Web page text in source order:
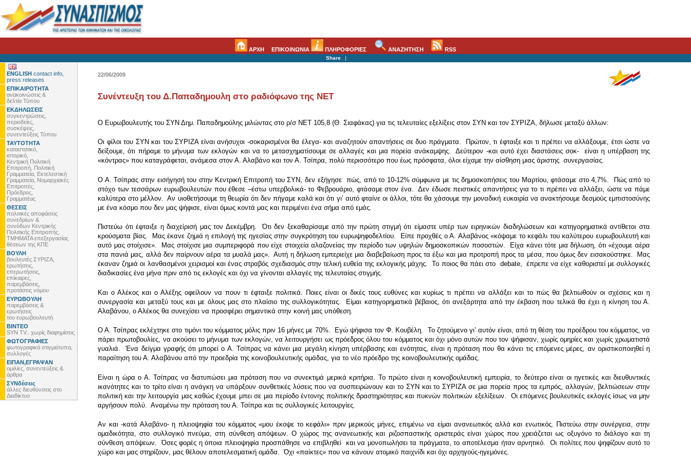
ΑΡΧΗ ΕΠΙΚΟΙΝΩΝΙΑ ΠΛΗΡΟΦΟΡΙΕΣ ΑΝΑΖΗΤΗΣΗ RSS
Share |
ENGLISH contact info,
press releases
ΕΠΙΚΑΙΡΟΤΗΤΑ
ανακοινώσεις &
δελτία Τύπου
ΕΚΔΗΛΩΣΕΙΣ
συγκεντρώσεις,
περιοδείες,
συσκέψεις,
συνεντεύξεις Τύπου
ΤΑΥΤΟΤΗΤΑ
καταστατικό,
ιστορικό,
Κεντρική Πολιτική
Επιτροπή, Πολιτική
Γραμματεία, Εκτελεστική
Γραμματεία, Νομαρχιακές
Επιτροπές,
Πρόεδρος,
Γραμματέας
ΘΕΣΕΙΣ
πολιτικές αποφάσεις
συνεδρίων &
συνόδων Κεντρικής
Πολιτικής Επιτροπής,
ΤΜΗΜΑΤΑ επεξεργασίας
θέσεων της ΚΠΕ
ΒΟΥΛΗ
βουλευτές ΣΥΡΙΖΑ,
ερωτήσεις,
επερωτήσεις,
επίκαιρες,
παρεμβάσεις,
προτάσεις νόμου
ΕΥΡΩΒΟΥΛΗ
παρεμβάσεις &
ερωτήσεις
του ευρωβουλευτή
ΒΙΝΤΕΟ
SYN TV.. χωρίς διαφημίσεις
ΦΩΤΟΓΡΑΦΙΕΣ
φωτογραφικά στιγμιότυπα,
συλλογές
ΕΙΠΑΝ,ΕΓΡΑΨΑΝ
ομιλίες, συνεντεύξεις &
άρθρα
ΣΥΝδέσεις
άλλες διευθύνσεις στο
Διαδίκτυο
22/06/2009
Συνέντευξη του Δ.Παπαδημουλη στο ραδιόφωνο της ΝΕΤ
Ο Ευρωβουλευτής του ΣΥΝ Δημ. Παπαδημούλης μιλώντας στο ρ/σ ΝΕΤ 105,8 (Θ. Σιαφάκας) για τις τελευταίες εξελίξεις στον ΣΥΝ και τον ΣΥΡΙΖΑ, δήλωσε μεταξύ άλλων:
Οι φίλοι του ΣΥΝ και του ΣΥΡΙΖΑ είναι ανήσυχοι -σοκαρισμένοι θα έλεγα- και αναζητούν απαντήσεις σε δυο πράγματα. Πρώτον, τι έφταιξε και τι πρέπει να αλλάξουμε, έτσι ώστε να
δείξουμε, ότι πήραμε το μήνυμα των εκλογών και να το μετασχηματίσουμε σε αλλαγές και μια πορεία ανάκαμψης. Δεύτερον -και αυτό έχει διαστάσεις σοκ- είναι η υπέρβαση της
«κόντρας» που καταγράφεται, ανάμεσα στον Α. Αλαβάνο και τον Α. Τσίπρα, πολύ περισσότερο που έως πρόσφατα, όλοι είχαμε την αίσθηση μιας άριστης συνεργασίας.
Ο Α. Τσίπρας στην εισήγησή του στην Κεντρική Επιτροπή του ΣΥΝ, δεν εξήγησε πώς, από το 10-12% σύμφωνα με τις δημοσκοπήσεις του Μαρτίου, φτάσαμε στο 4,7%. Πώς από το
στόχο των τεσσάρων ευρωβουλευτών που έθεσε –έστω υπερβολικά- το Φεβρουάριο, φτάσαμε στον ένα. Δεν έδωσε πειστικές απαντήσεις για το τι πρέπει να αλλάξει, ώστε να πάμε
καλύτερα στο μέλλον. Αν υιοθετήσουμε τη θεωρία ότι δεν πήγαμε καλά και ότι γιʼ αυτό φταίνε οι άλλοι, τότε θα χάσουμε την μοναδική ευκαιρία να ανακτήσουμε δεσμούς εμπιστοσύνης
με ένα κόσμο που δεν μας ψήφισε, είναι όμως κοντά μας και περιμένει ένα σήμα από εμάς.
Πιστεύω ότι έφταιξε η διαχείρισή μας τον Δεκέμβρη. Ότι δεν ξεκαθαρίσαμε από την πρώτη στιγμή ότι είμαστε υπέρ των ειρηνικών διαδηλώσεων και κατηγορηματικά αντίθετοι στα
κρούσματα βίας. Μας έκανε ζημιά η επιλογή της ηγεσίας στην συγκρότηση του ευρωψηφοδελτίου. Είπε προχθές ο Α. Αλαβάνος «κόψαμε το κεφάλι του καλύτερου ευρωβουλευτή και
αυτό μας στοίχισε». Μας στοίχισε μια συμπεριφορά που είχε στοιχεία αλαζονείας την περίοδο των υψηλών δημοσκοπικών ποσοστών. Είχα κάνει τότε μια δήλωση, ότι «έχουμε αέρα
στα πανιά μας, αλλά δεν παίρνουν αέρα τα μυαλά μας». Αυτή η δήλωση εμπεριείχε μια διαβεβαίωση προς τα έξω και μια προτροπή προς τα μέσα, που όμως δεν εισακούστηκε. Μας
έκαναν ζημιά οι λανθασμένοι χειρισμοί και ένας στραβός σχεδιασμός στην τελική ευθεία της εκλογικής μάχης. Το ποιος θα πάει στο debate, έπρεπε να είχε καθοριστεί με συλλογικές
διαδικασίες ένα μήνα πριν από τις εκλογές και όχι να γίνονται αλλαγές της τελευταίας στιγμής.
Και ο Αλέκος και ο Αλέξης οφείλουν να πουν τι έφταιξε πολιτικά. Ποιες είναι οι δικές τους ευθύνες και κυρίως τι πρέπει να αλλάξει και το πώς θα βελτιωθούν οι σχέσεις και η
συνεργασία και μεταξύ τους και με όλους μας στο πλαίσιο της συλλογικότητας. Είμαι κατηγορηματικά βέβαιος, ότι ανεξάρτητα από την έκβαση που τελικά θα έχει η κίνηση του Α.
Αλαβάνου, ο Αλέκος θα συνεχίσει να προσφέρει σημαντικά στην κοινή μας υπόθεση.
Ο Α. Τσίπρας εκλέχτηκε στο τιμόνι του κόμματος μόλις πριν 16 μήνες με 70%. Εγώ ψήφισα τον Φ. Κουβέλη. Το ζητούμενο γιʼ αυτόν είναι, από τη θέση του προέδρου του κόμματος, να
πάρει πρωτοβουλίες, να ακούσει το μήνυμα των εκλογών, να λειτουργήσει ως πρόεδρος όλου του κόμματος και όχι μόνο αυτών που τον ψήφισαν, χωρίς ομηρίες και χωρίς χρωματιστά
γυαλιά. Ένα δείγμα γραφής ότι μπορεί ο Α. Τσίπρας να κάνει μια μεγάλη κίνηση υπέρβασης και ενότητας, είναι η πρόταση που θα κάνει τις επόμενες μέρες, αν οριστικοποιηθεί η
παραίτηση του Α. Αλαβάνου από την προεδρία της κοινοβουλευτικής ομάδας, για το νέο πρόεδρο της κοινοβουλευτικής ομάδας.
Είναι η ώρα ο Α. Τσίπρας να διατυπώσει μια πρόταση που να συνεκτιμά μερικά κριτήρια. Το πρώτο είναι η κοινοβουλευτική εμπειρία, το δεύτερο είναι οι ηγετικές και διευθυντικές
ικανότητες και το τρίτο είναι η ανάγκη να υπάρξουν συνθετικές λύσεις που να συσπειρώνουν και το ΣΥΝ και το ΣΥΡΙΖΑ σε μια πορεία προς τα εμπρός, αλλαγών, βελτιώσεων στην
πολιτική και την λειτουργία μας καθώς έχουμε μπει σε μια περίοδο έντονης πολιτικής δραστηριότητας και πυκνών πολιτικών εξελίξεων. Οι επόμενες βουλευτικές εκλογές ίσως να μην
αργήσουν πολύ. Αναμένω την πρόταση του Α. Τσίπρα και τις συλλογικές λειτουργίες.
Αν και -κατά Αλαβάνο- η πλειοψηφία του κόμματος «μου έκοψε το κεφάλι» πριν μερικούς μήνες, επιμένω να είμαι ανανεωτικός αλλά και ενωτικός. Πιστεύω στην συνέργεια, στην
ομαδικότητα, στο συλλογικό πνεύμα, στη σύνθεση απόψεων. Ο χώρος της ανανεωτικής και ριζοσπαστικής αριστεράς είναι χώρος που χρειάζεται ως οξυγόνο το διάλογο και τη
σύνθεση απόψεων. Όσες φορές η όποια πλειοψηφία προσπάθησε να επιβληθεί και να μονοπωλήσει τα πράγματα, το αποτέλεσμα ήταν αρνητικό. Οι πολίτες που ψηφίζουν αυτό το
χώρο και μας στηρίζουν, μας θέλουν αποτελεσματική ομάδα. Όχι «παίκτες» που να κάνουν ατομικό παιχνίδι και όχι αρχηγούς-ηγεμόνες.